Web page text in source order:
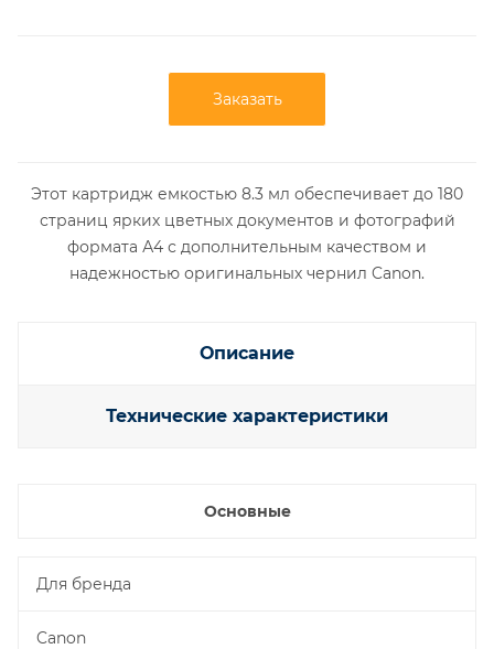
Заказать
Этот картридж емкостью 8.3 мл обеспечивает до 180
страниц ярких цветных документов и фотографий
формата А4 с дополнительным качеством и
надежностью оригинальных чернил Canon.
Описание
Технические характеристики
Основные
Для бренда
Canon